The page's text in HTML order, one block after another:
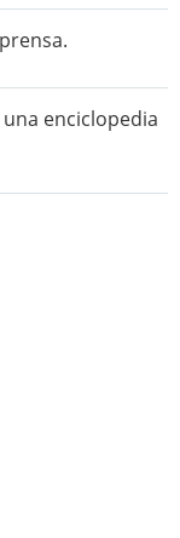
enciclopedia